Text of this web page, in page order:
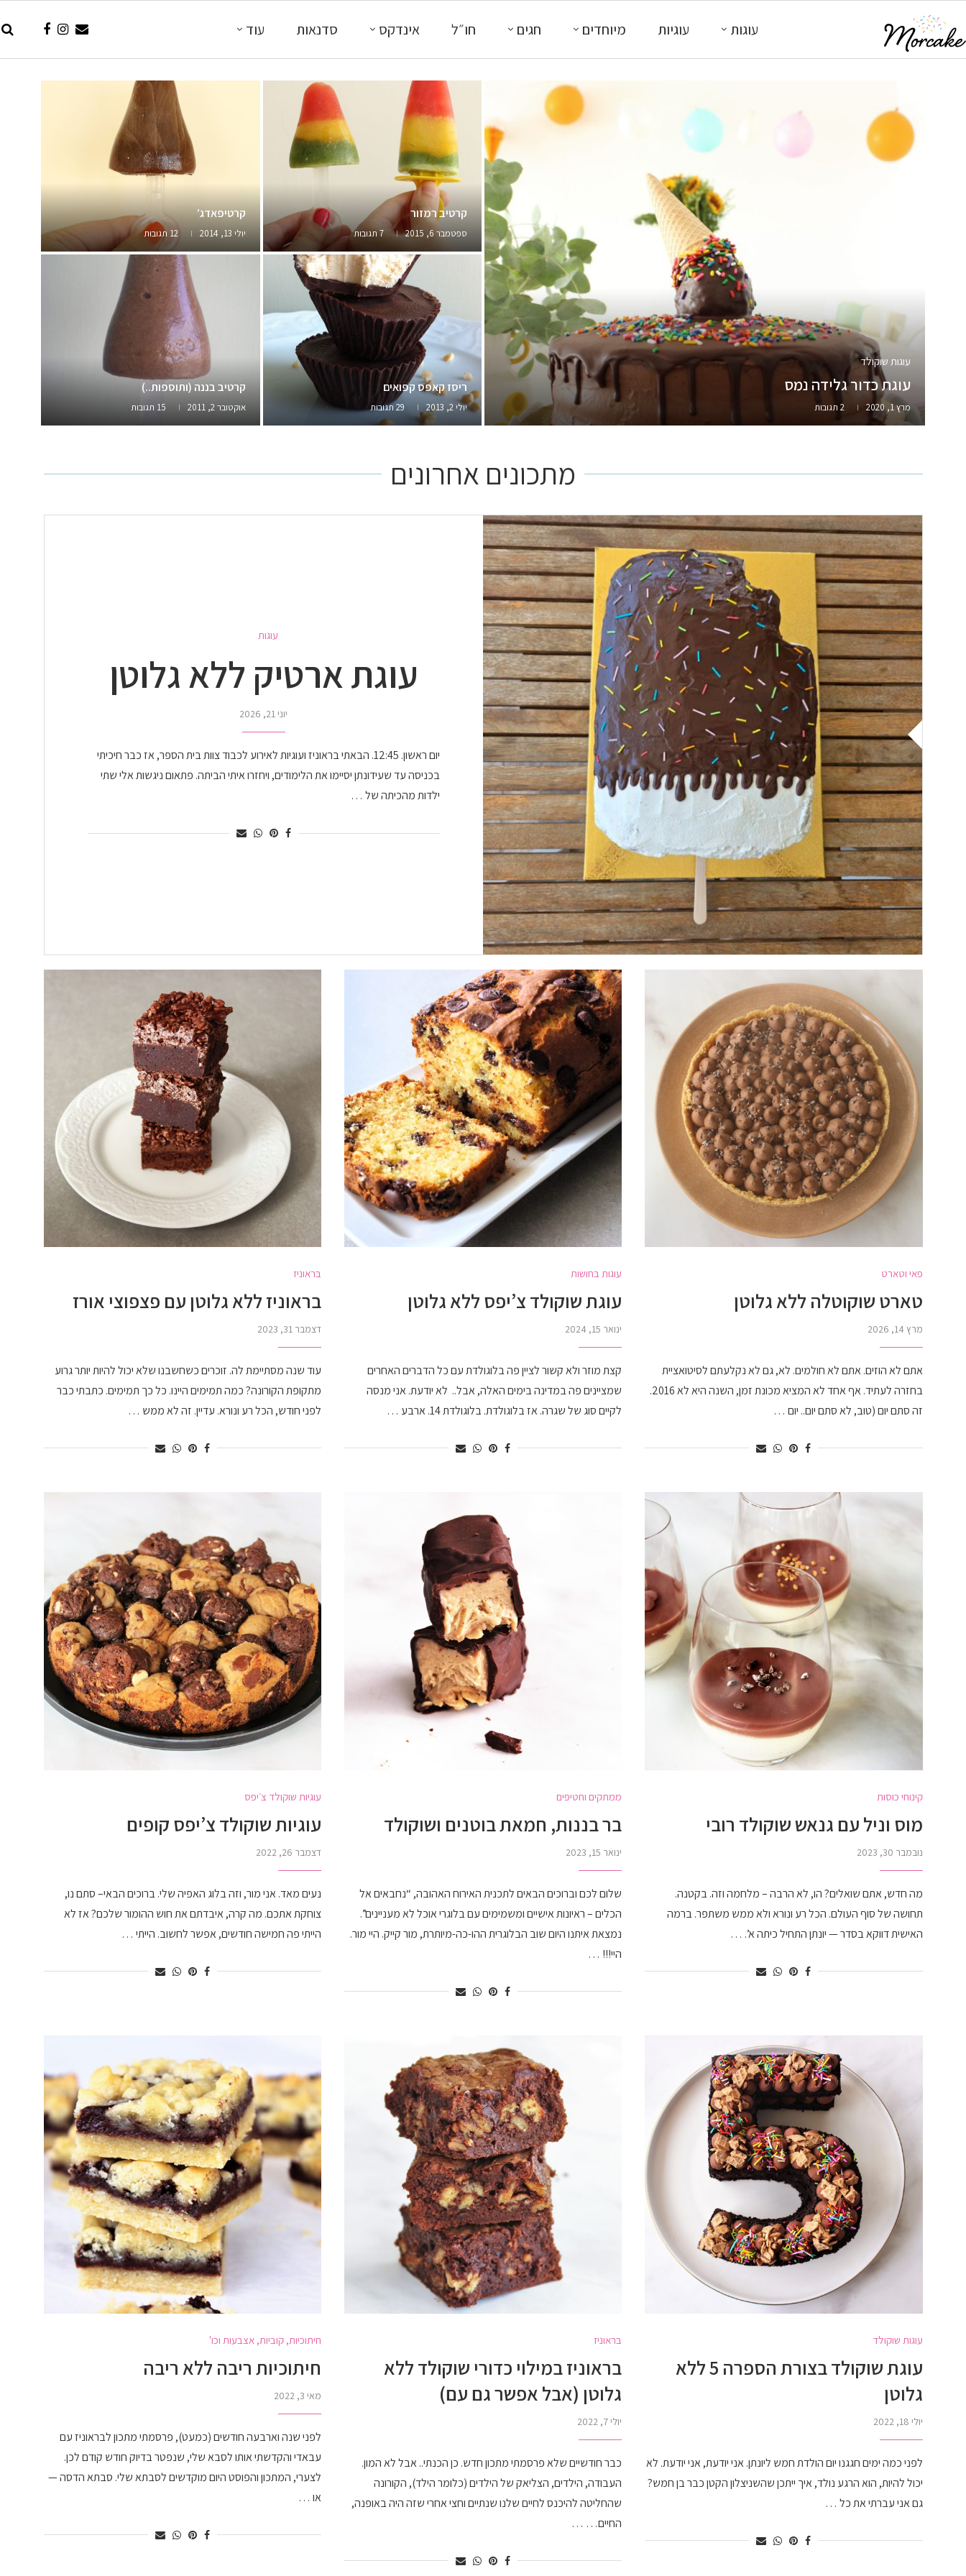
עוגות עוגיות מיוחדים חגים חו״ל אינדקס סדנאות עוד
עוגות שוקולד
עוגת כדור גלידה נמס
מרץ 1, 2020 2 תגובות
קרטיב רמזור
ספטמבר 6, 2015 7 תגובות
קרטיפאדג’
יולי 13, 2014 12 תגובות
ריסז קאפס קפואים
יולי 2, 2013 29 תגובות
קרטיב בננה (ותוספות..)
אוקטובר 2, 2011 15 תגובות
מתכונים אחרונים
עוגות
עוגת ארטיק ללא גלוטן
יוני 21, 2026
יום ראשון. 12:45. הבאתי בראוניז ועוגיות לאירוע לכבוד צוות בית הספר, אז כבר חיכיתי
בכניסה עד שעידונתן יסיימו את הלימודים, ויחזרו איתי הביתה. פתאום ניגשות אלי שתי
ילדות מהכיתה של …
פאי וטארט
טארט שוקוטלה ללא גלוטן
מרץ 14, 2026
אתם לא הוזים. אתם לא חולמים. לא, גם לא נקלעתם לסיטואציית
בחזרה לעתיד. אף אחד לא המציא מכונת זמן, השנה היא לא 2016.
זה סתם יום (טוב, לא סתם יום.. יום …
עוגות בחושות
עוגת שוקולד צ’יפס ללא גלוטן
ינואר 15, 2024
קצת מוזר ולא קשור לציין פה בלוגולדת עם כל הדברים האחרים
שמציינים פה במדינה בימים האלה, אבל.. לא יודעת. אני מנסה
לקיים סוג של שגרה. אז בלוגולדת. בלוגולדת 14. ארבע …
בראוניז
בראוניז ללא גלוטן עם פצפוצי אורז
דצמבר 31, 2023
עוד שנה מסתיימת לה. זוכרים כשחשבנו שלא יכול להיות יותר גרוע
מתקופת הקורונה? כמה תמימים היינו. כל כך תמימים. כתבתי כבר
לפני חודש, הכל רע ונורא. עדיין. זה לא ממש …
קינוחי כוסות
מוס וניל עם גנאש שוקולד רובי
נובמבר 30, 2023
מה חדש, אתם שואלים? הו, לא הרבה – מלחמה וזה. בקטנה.
תחושה של סוף העולם. הכל רע ונורא ולא ממש משתפר. ברמה
האישית דווקא בסדר — יונתן התחיל כיתה א’. …
ממתקים וחטיפים
בר בננות, חמאת בוטנים ושוקולד
ינואר 15, 2023
שלום לכם וברוכים הבאים לתכנית האירוח האהובה, “נחבאים אל
הכלים – ראיונות אישיים ומשמימים עם בלוגרי אוכל לא מעניינים”.
נמצאת איתנו היום שוב הבלוגרית ההו-כה-מיותרת, מור קייק. היי מור.
היי!!! …
עוגיות שוקולד צ׳יפס
עוגיות שוקולד צ’יפס קופים
דצמבר 26, 2022
נעים מאד. אני מור, וזה בלוג האפיה שלי. ברוכים הבאי– סתם נו,
צוחקת אתכם. מה קרה, איבדתם את חוש ההומור שלכם? אז לא
הייתי פה חמישה חודשים, אפשר לחשוב. הייתי …
עוגות שוקולד
עוגת שוקולד בצורת הספרה 5 ללא
גלוטן
יולי 18, 2022
לפני כמה ימים חגגנו יום הולדת חמש ליונתן. אני יודעת, אני יודעת. לא
יכול להיות, הוא הרגע נולד, איך ייתכן שהשניצלון הקטן כבר בן חמש?
גם אני עברתי את כל …
בראוניז
בראוניז במילוי כדורי שוקולד ללא
גלוטן (אבל אפשר גם עם)
יולי 7, 2022
כבר חודשיים שלא פרסמתי מתכון חדש. כן הכנתי.. אבל לא המון.
העבודה, הילדים, הצליאק של הילדים (כלומר הילד), הקורונה
שהחליטה להיכנס לחיים שלנו שנתיים וחצי אחרי שזה היה באופנה,
החיים… …
חיתוכיות, קוביות, אצבעות וכו'
חיתוכיות ריבה ללא ריבה
מאי 3, 2022
לפני שנה וארבעה חודשים (כמעט), פרסמתי מתכון לבראוניז עם
עבאדי והקדשתי אותו לסבא שלי, שנפטר בדיוק חודש קודם לכן.
לצערי, המתכון והפוסט היום מוקדשים לסבתא שלי. סבתא הדסה —
או …